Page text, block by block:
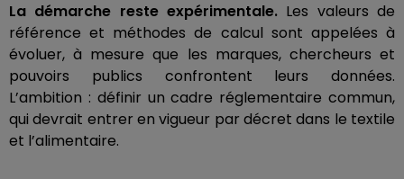
La démarche reste expérimentale. Les valeurs de
référence et méthodes de calcul sont appelées à
évoluer, à mesure que les marques, chercheurs et
pouvoirs publics confrontent leurs données.
L’ambition : définir un cadre réglementaire commun,
qui devrait entrer en vigueur par décret dans le textile
et l’alimentaire.